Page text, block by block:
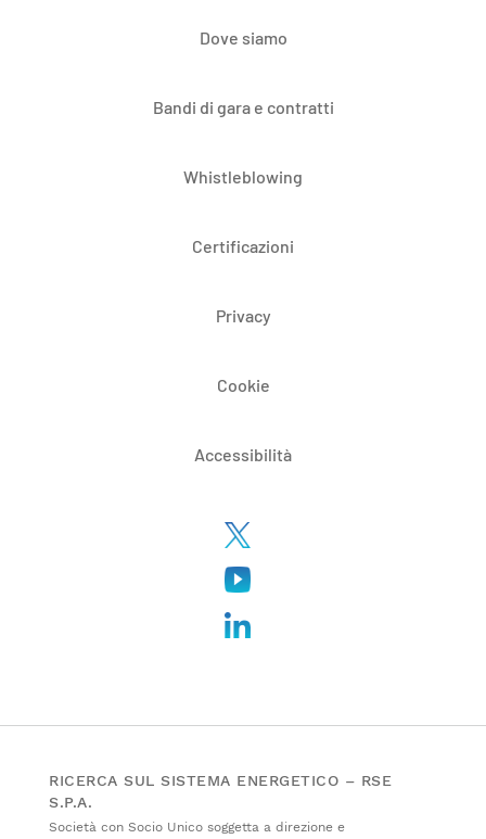
Dove siamo
Bandi di gara e contratti
Whistleblowing
Certificazioni
Privacy
Cookie
Accessibilità
RICERCA SUL SISTEMA ENERGETICO – RSE
S.P.A.
Società con Socio Unico soggetta a direzione e